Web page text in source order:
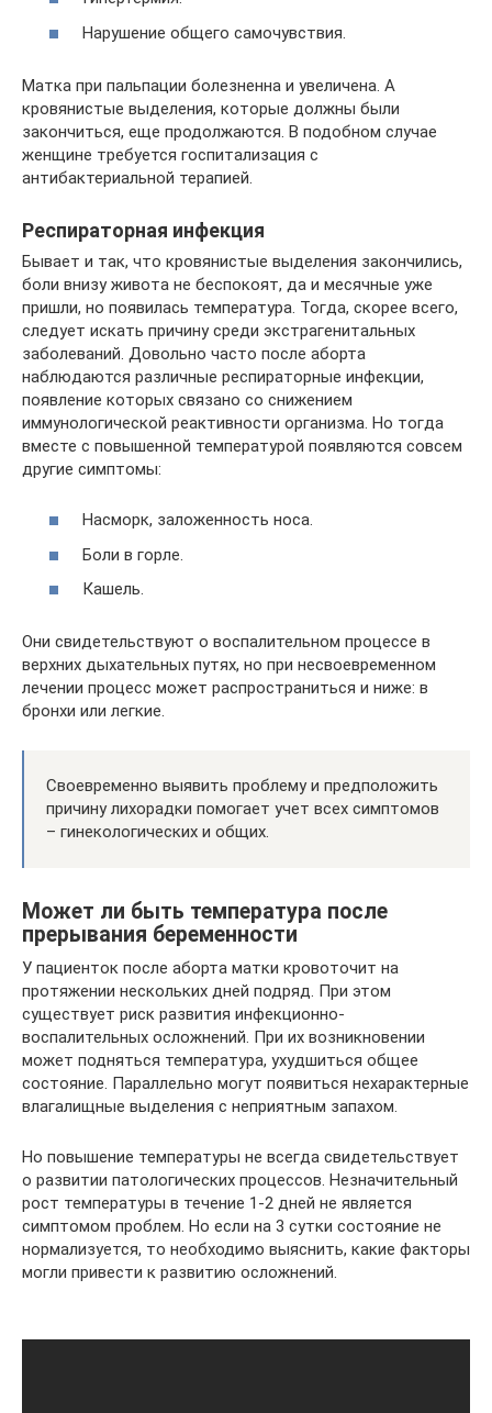
Нарушение общего самочувствия.
Матка при пальпации болезненна и увеличена. А
кровянистые выделения, которые должны были
закончиться, еще продолжаются. В подобном случае
женщине требуется госпитализация с
антибактериальной терапией.
Респираторная инфекция
Бывает и так, что кровянистые выделения закончились,
боли внизу живота не беспокоят, да и месячные уже
пришли, но появилась температура. Тогда, скорее всего,
следует искать причину среди экстрагенитальных
заболеваний. Довольно часто после аборта
наблюдаются различные респираторные инфекции,
появление которых связано со снижением
иммунологической реактивности организма. Но тогда
вместе с повышенной температурой появляются совсем
другие симптомы:
Насморк, заложенность носа.
Боли в горле.
Кашель.
Они свидетельствуют о воспалительном процессе в
верхних дыхательных путях, но при несвоевременном
лечении процесс может распространиться и ниже: в
бронхи или легкие.
Своевременно выявить проблему и предположить
причину лихорадки помогает учет всех симптомов
– гинекологических и общих.
Может ли быть температура после
прерывания беременности
У пациенток после аборта матки кровоточит на
протяжении нескольких дней подряд. При этом
существует риск развития инфекционно-
воспалительных осложнений. При их возникновении
может подняться температура, ухудшиться общее
состояние. Параллельно могут появиться нехарактерные
влагалищные выделения с неприятным запахом.
Но повышение температуры не всегда свидетельствует
о развитии патологических процессов. Незначительный
рост температуры в течение 1-2 дней не является
симптомом проблем. Но если на 3 сутки состояние не
нормализуется, то необходимо выяснить, какие факторы
могли привести к развитию осложнений.